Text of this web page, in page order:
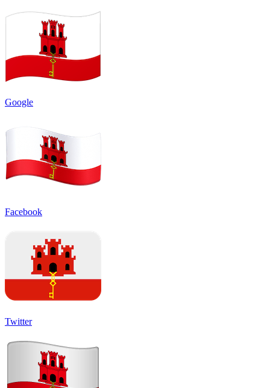
Google
Facebook
Twitter